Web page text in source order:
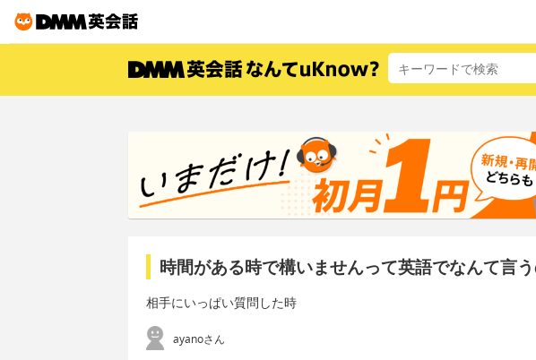
時間がある時で構いませんって英語でなんて言う
相手にいっぱい質問した時
ayanoさん